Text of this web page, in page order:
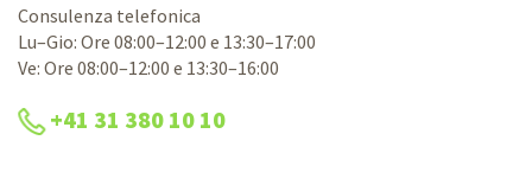
Consulenza telefonica
Lu–Gio: Ore 08:00–12:00 e 13:30–17:00
Ve: Ore 08:00–12:00 e 13:30–16:00
+41 31 380 10 10